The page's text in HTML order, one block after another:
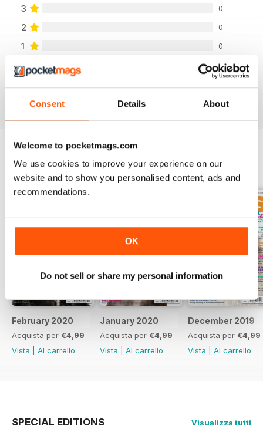
Consent Details About
Welcome to pocketmags.com
We use cookies to improve your experience on our
website and to show you personalised content, ads and
recommendations.
OK
Do not sell or share my personal information
3 0
2 0
1 0
VISUALIZZA LE RECENSIONI
EDIZIONI INDIETRO Visualizza tutti
February 2020
Acquista per €4,99
Vista
Al carrello
January 2020
Acquista per €4,99
Vista
Al carrello
December 2019
Acquista per €4,99
Vista
Al carrello
SPECIAL EDITIONS Visualizza tutti